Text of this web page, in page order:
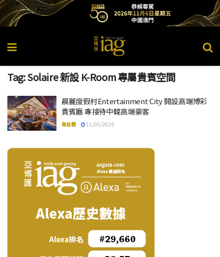
Tag:Solaire 新設 K-Room 專屬貴賓空間
晨麗度假村Entertainment City 開設高端博彩
貴賓廳 專接待中韓高端豪客
韋啟羲 11/05/2026